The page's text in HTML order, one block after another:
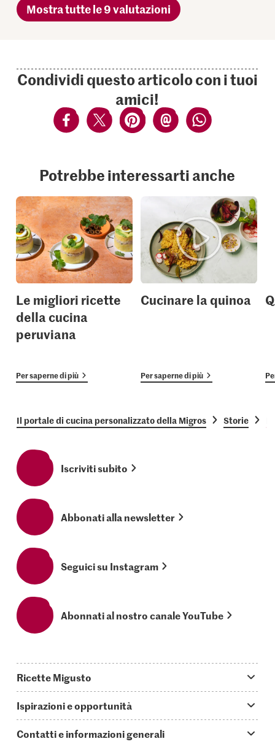
Mostra tutte le 9 valutazioni
Condividi questo articolo con i tuoi
amici!
Potrebbe interessarti anche
Le migliori ricette
della cucina
peruviana
Per saperne di più
Cucinare la quinoa
Per saperne di più
Il portale di cucina personalizzato della Migros Storie
Iscriviti subito
Abbonati alla newsletter
Seguici su Instagram
Abonnati al nostro canale YouTube
Ricette Migusto
Oggi cucino
Ispirazioni e opportunità
Contatti e informazioni generali